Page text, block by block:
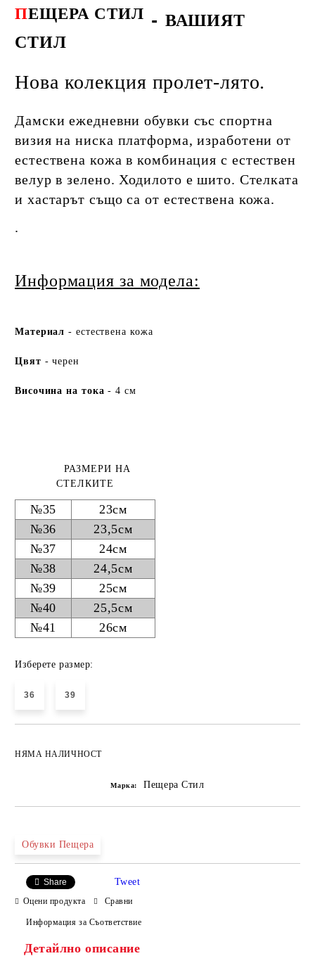
ПЕЩЕРА СТИЛ - ВАШИЯТ
СТИЛ
Нова колекция пролет-лято.
Дамски ежедневни обувки със спортна
визия на ниска платформа, изработени от
естествена кожа в комбинация с естествен
велур в зелено. Ходилото е шито. Стелката
и хастарът също са от естествена кожа.
.​
Информация за модела:
Материал- естествена кожа
Цвят - черен
Височина на тока - 4 см
РАЗМЕРИ НА
СТЕЛКИТЕ
№35
23см
№36
23,5см
№37
24см
№38
24,5см
№39
25см
№40
25,5см
№41
26см
Изберете размер:
36 39
НЯМА НАЛИЧНОСТ
Марка: Пещера Стил
Обувки Пещера
Share Tweet
Оцени продукта Сравни
Информация за Съответствие
Детайлно описание